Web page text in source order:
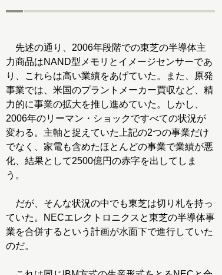
先述の通り、2006年段階での東芝の半導体主
力商品はNAND型メモリとイメージセンサーであ
り、これらは高い業績をあげていた。また、原発
事業では、米国のプラントメーカー買収など、精
力的に事業の拡大を推し進めていた。しかし、
2006年のリーマン・ショックですべての状況が
変わる。主軸と捉えていた上記の2つの事業だけ
でなく、家電も含めたほとんどの事業で業績が悪
化、結果として2500億円の赤字を出してしま
う。
だが、そんな状況の中でも東芝は切り札を持っ
ていた。NECエレクトロニクスと東芝の半導体事
業を合併するという計画が水面下で進行していた
のだ。